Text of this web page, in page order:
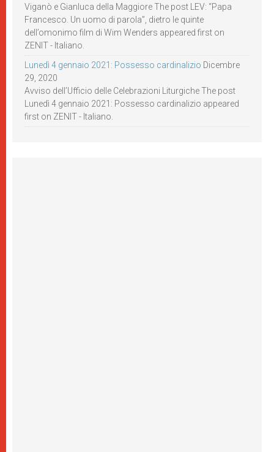
Viganò e Gianluca della Maggiore The post LEV: “Papa
Francesco. Un uomo di parola”, dietro le quinte
dell’omonimo film di Wim Wenders appeared first on
ZENIT - Italiano.
Lunedì 4 gennaio 2021: Possesso cardinalizio Dicembre
29, 2020
Avviso dell’Ufficio delle Celebrazioni Liturgiche The post
Lunedì 4 gennaio 2021: Possesso cardinalizio appeared
first on ZENIT - Italiano.